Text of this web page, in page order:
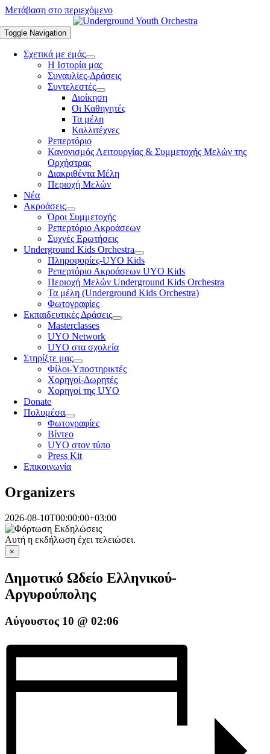
Μετάβαση στο περιεχόμενο
Toggle Navigation
Σχετικά με εμάς
Η Ιστορία μας
Συναυλίες-Δράσεις
Συντελεστές
Διοίκηση
Οι Καθηγητές
Τα μέλη
Καλλιτέχνες
Ρεπερτόριο
Κανονισμός Λειτουργίας & Συμμετοχής Μελών της
Ορχήστρας
Διακριθέντα Μέλη
Περιοχή Μελών
Νέα
Ακροάσεις
Όροι Συμμετοχής
Ρεπερτόριο Ακροάσεων
Συχνές Ερωτήσεις
Underground Kids Orchestra
Πληροφορίες-UYO Kids
Ρεπερτόριο Ακροάσεων UYO Kids
Περιοχή Μελών Underground Kids Orchestra
Τα μέλη (Underground Kids Orchestra)
Φωτογραφίες
Εκπαιδευτικές Δράσεις
Masterclasses
UYO Network
UYO στα σχολεία
Στηρίξτε μας
Φίλοι-Υποστηρικτές
Χορηγοί-Δωρητές
Χορηγοί της UYO
Donate
Πολυμέσα
Φωτογραφίες
Βίντεο
UYO στον τύπο
Press Kit
Επικοινωνία
Organizers
2026-08-10T00:00:00+03:00
Αυτή η εκδήλωση έχει τελειώσει.
×
Δημοτικό Ωδείο Ελληνικού-
Αργυρούπολης
Αύγουστος 10 @ 02:06